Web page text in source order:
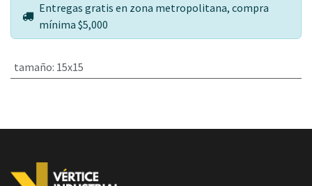
Entregas gratis en zona metropolitana, compra
mínima $5,000
tamaño: 15x15